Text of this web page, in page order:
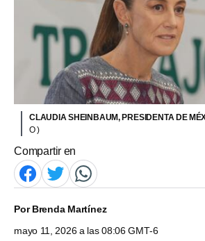
CLAUDIA SHEINBAUM, PRESIDENTA DE
O )
Compartir en
PorBrenda Martínez
mayo 11, 2026 a las 08:06 GMT-6